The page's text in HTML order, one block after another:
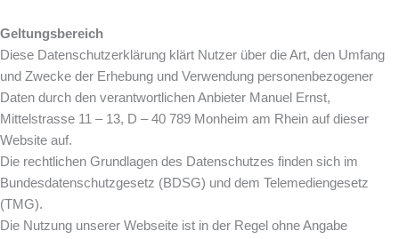
Geltungsbereich
Diese Datenschutzerklärung klärt Nutzer über die Art, den Umfang
und Zwecke der Erhebung und Verwendung personenbezogener
Daten durch den verantwortlichen Anbieter Manuel Ernst,
Mittelstrasse 11 – 13, D – 40 789 Monheim am Rhein auf dieser
Website auf.
Die rechtlichen Grundlagen des Datenschutzes finden sich im
Bundesdatenschutzgesetz (BDSG) und dem Telemediengesetz
(TMG).
Die Nutzung unserer Webseite ist in der Regel ohne Angabe